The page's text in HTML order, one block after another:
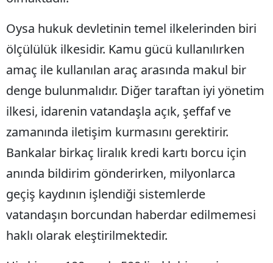
Siirt
Sinop
Sivas
Tekirdağ
Tokat
Trabzon
Tunceli
Şanlıurfa
Oysa hukuk devletinin temel ilkelerinden biri
ölçülülük ilkesidir. Kamu gücü kullanılırken
amaç ile kullanılan araç arasında makul bir
denge bulunmalıdır. Diğer taraftan iyi yönetim
ilkesi, idarenin vatandaşla açık, şeffaf ve
zamanında iletişim kurmasını gerektirir.
Bankalar birkaç liralık kredi kartı borcu için
anında bildirim gönderirken, milyonlarca
geçiş kaydının işlendiği sistemlerde
vatandaşın borcundan haberdar edilmemesi
haklı olarak eleştirilmektedir.